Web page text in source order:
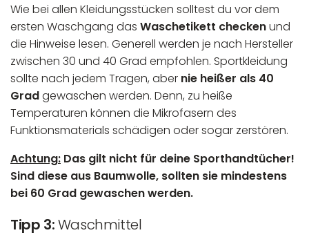
Wie bei allen Kleidungsstücken solltest du vor dem
ersten Waschgang das Waschetikett checkenund
die Hinweise lesen. Generell werden je nach Hersteller
zwischen 30 und 40 Grad empfohlen. Sportkleidung
sollte nach jedem Tragen, aber nie heißer als 40
Gradgewaschen werden. Denn, zu heiße
Temperaturen können die Mikrofasern des
Funktionsmaterials schädigen oder sogar zerstören.
Achtung: Das gilt nicht für deine Sporthandtücher!
Sind diese aus Baumwolle, sollten sie mindestens
bei 60 Grad gewaschen werden.
Tipp 3:Waschmittel